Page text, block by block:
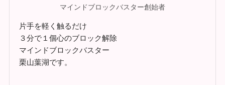
マインドブロックバスター創始者
片手を軽く触るだけ
３分で１個心のブロック解除
マインドブロックバスター
栗山葉湖です。